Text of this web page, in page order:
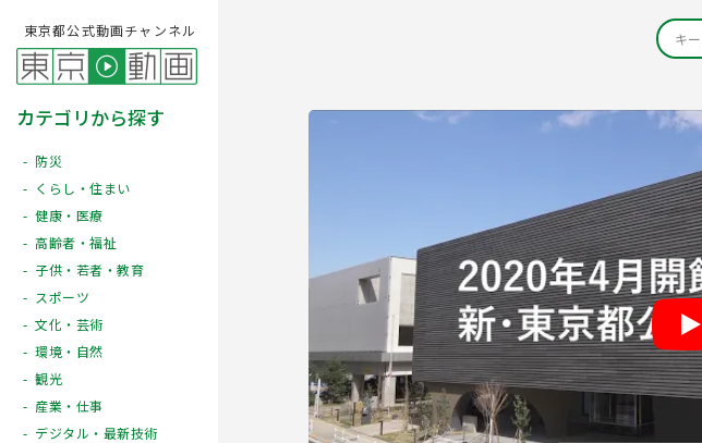
東京都公式動画チャンネル
カテゴリから探す
防災
くらし・住まい
健康・医療
高齢者・福祉
子供・若者・教育
スポーツ
文化・芸術
環境・自然
観光
産業・仕事
デジタル・最新技術